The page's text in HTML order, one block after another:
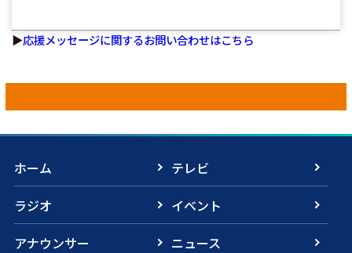
▶応援メッセージに関するお問い合わせはこちら
ホーム
テレビ
ラジオ
イベント
アナウンサー
ニュース